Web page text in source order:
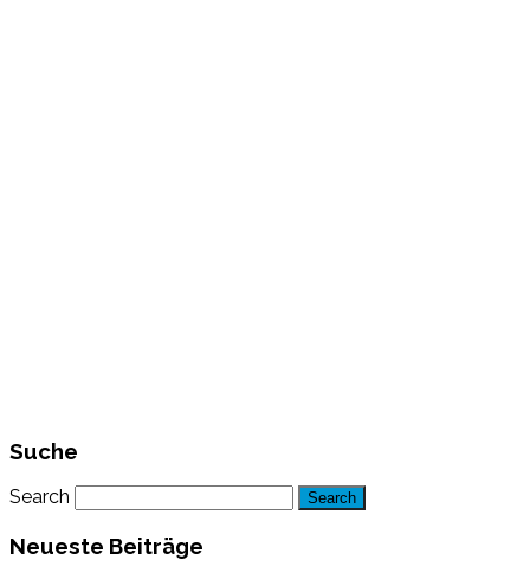
Suche
Search
Neueste Beiträge